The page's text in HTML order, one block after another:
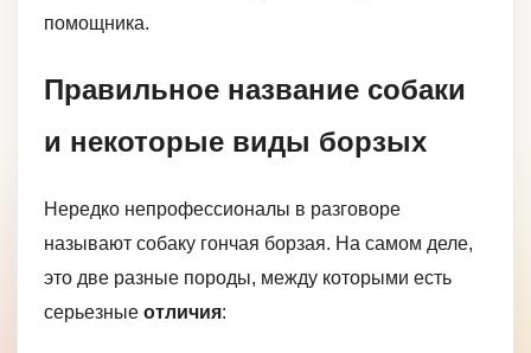
помощника.
Правильное название собаки
и некоторые виды борзых
Нередко непрофессионалы в разговоре
называют собаку гончая борзая. На самом деле,
это две разные породы, между которыми есть
серьезные отличия: